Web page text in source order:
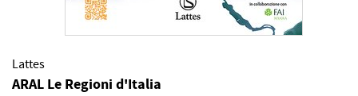
Lattes
ARAL Le Regioni d'Italia